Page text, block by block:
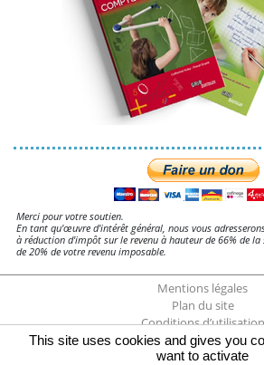
Merci pour votre soutien.
En tant qu'œuvre d'intérêt général, nous vous
à réduction d'impôt sur le revenu à hauteur de 66% de
de 20% de votre revenu imposable.
Mentions légales
Plan du site
Conditions d’utilisation
Gestion des cookies
This site uses cookies and gives you
want to activate